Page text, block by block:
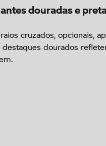
douradas e
cruzados, opcionais,
dourados